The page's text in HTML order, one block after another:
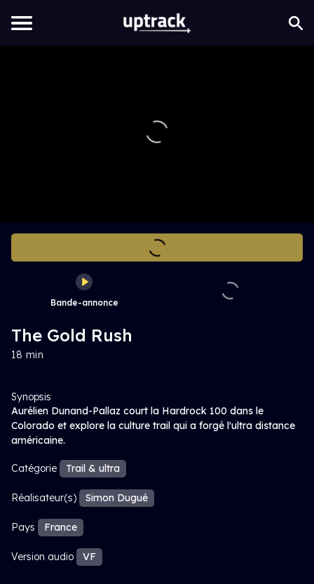
Bande-annonce
The Gold Rush
18 min
Synopsis
Aurélien Dunand-Pallaz court la Hardrock 100 dans le
Colorado et explore la culture trail qui a forgé l'ultra distance
américaine.
Catégorie Trail & ultra
Réalisateur(s) Simon Dugué
Pays France
Version audio VF